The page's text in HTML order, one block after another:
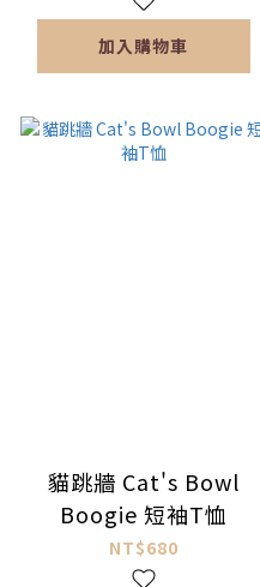
加入購物車
貓跳牆 Cat's Bowl
Boogie 短袖T恤
NT$680